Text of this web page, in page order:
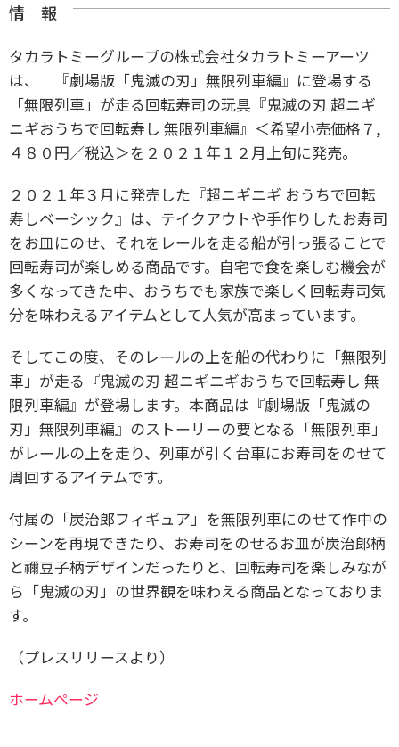
情 報
タカラトミーグループの株式会社タカラトミーアーツ
は、 『劇場版「鬼滅の刃」無限列車編』に登場する
「無限列車」が走る回転寿司の玩具『鬼滅の刃 超ニギ
ニギおうちで回転寿し 無限列車編』＜希望小売価格７,
４８０円／税込＞を２０２１年１２月上旬に発売。
２０２１年３月に発売した『超ニギニギ おうちで回転
寿しベーシック』は、テイクアウトや手作りしたお寿司
をお皿にのせ、それをレールを走る船が引っ張ることで
回転寿司が楽しめる商品です。自宅で食を楽しむ機会が
多くなってきた中、おうちでも家族で楽しく回転寿司気
分を味わえるアイテムとして人気が高まっています。
そしてこの度、そのレールの上を船の代わりに「無限列
車」が走る『鬼滅の刃 超ニギニギおうちで回転寿し 無
限列車編』が登場します。本商品は『劇場版「鬼滅の
刃」無限列車編』のストーリーの要となる「無限列車」
がレールの上を走り、列車が引く台車にお寿司をのせて
周回するアイテムです。
付属の「炭治郎フィギュア」を無限列車にのせて作中の
シーンを再現できたり、お寿司をのせるお皿が炭治郎柄
と禰豆子柄デザインだったりと、回転寿司を楽しみなが
ら「鬼滅の刃」の世界観を味わえる商品となっておりま
す。
（プレスリリースより）
ホームページ